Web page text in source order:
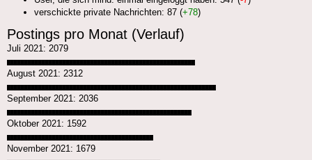
verschickte private Nachrichten: 87 (+78)
Postings pro Monat (Verlauf)
Juli 2021: 2079
August 2021: 2312
September 2021: 2036
Oktober 2021: 1592
November 2021: 1679